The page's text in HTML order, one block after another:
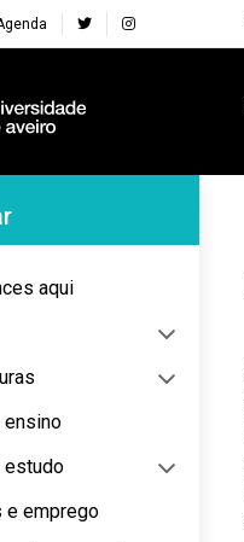
Lateral
aqui
ensino
estudo
e emprego